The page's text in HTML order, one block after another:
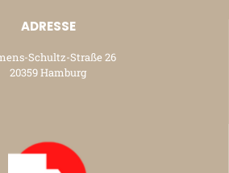
ADRESSE
Schultz-Straße 26
20359 Hamburg